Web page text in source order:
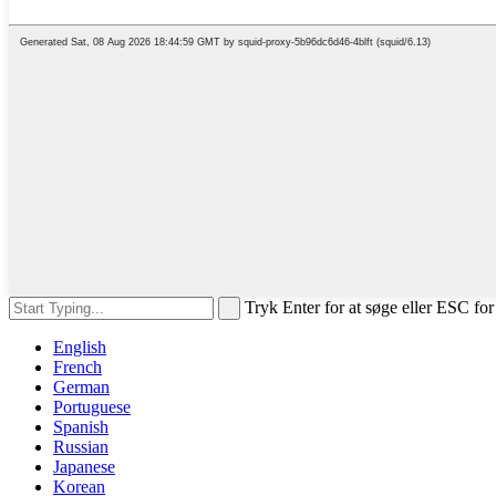
Tryk Enter for at søge eller ESC
English
French
German
Portuguese
Spanish
Russian
Japanese
Korean